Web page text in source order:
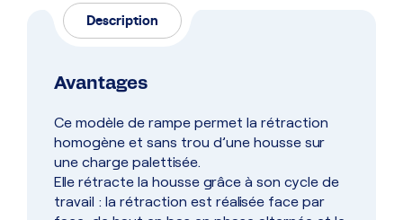
Description
Avantages
Ce modèle de rampe permet la rétraction
homogène et sans trou d’une housse sur
une charge palettisée.
Elle rétracte la housse grâce à son cycle de
travail : la rétraction est réalisée face par